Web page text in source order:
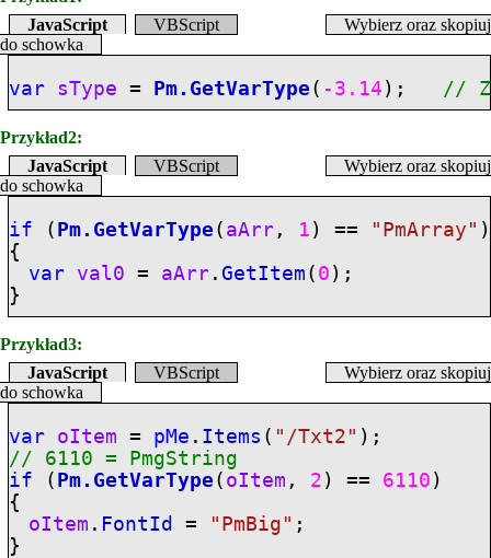
JavaScript
VBScript
Wybierz oraz skopiuj
do schowka
var sType = Pm.GetVarType ( -3.14 ); //
Przykład2:
JavaScript
VBScript
Wybierz oraz skopiuj
do schowka
if ( Pm.GetVarType ( aArr , 1 ) == "PmArray" )
{
var
val0 = aArr. GetItem ( 0 );
}
Przykład3:
JavaScript
VBScript
Wybierz oraz skopiuj
do schowka
var oItem = pMe . Items ( "/Txt2" );
// 6110 = PmgString
if ( Pm.GetVarType ( oItem , 2 ) == 6110 )
{
oItem . FontId = "PmBig" ;
}